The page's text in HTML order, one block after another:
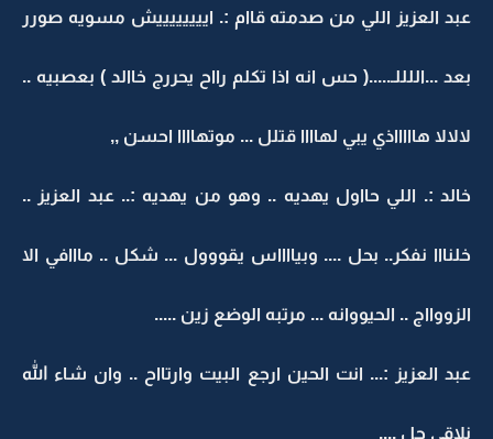
عبد العزيز اللي من صدمته قاام :. اييييييييش مسويه صورر
بعد ...اللللـ.....( حس انه اذا تكلم رااح يحررج خاالد ) بعصبيه ..
لالالا هاااااذي يبي لهاااا قتلل ... موتهاااا احسن ,,
خالد :. اللي حااول يهديه .. وهو من يهديه :.. عبد العزيز ..
خلنااا نفكر.. بحل .... وبيااااس يقووول ... شكل .. مااافي الا
الزووااج .. الحيووانه ... مرتبه الوضع زين .....
عبد العزيز :... انت الحين ارجع البيت وارتااح .. وان شاء الله
نلاقي حل ....